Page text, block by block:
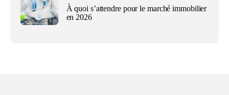
À quoi s’attendre pour le marché immobilier
en 2026